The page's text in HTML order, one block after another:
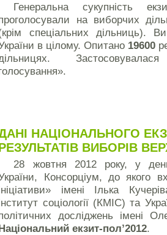
Генеральна сукупність
на виборчих
спеціальних дільниць).
в цілому. Опитано 19600
НАЦІОНАЛЬНОГО
ВИБОРІВ
28 жовтня 2012 року, у
Консорціум, до якого
імені Ілька
соціології (КМІС) та
досліджень імені
екзит-пол’2012.